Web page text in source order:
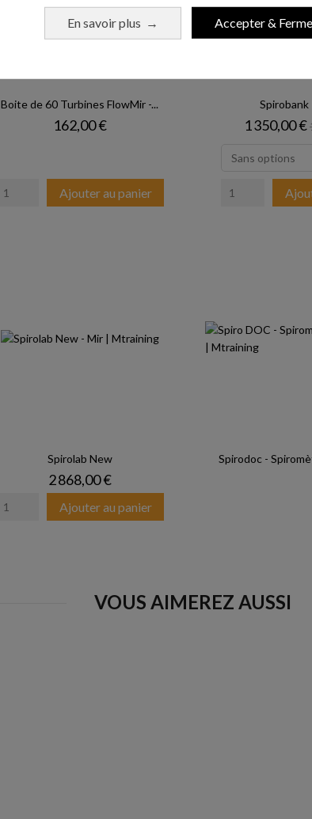
En savoir plus → Accepter &
Boite de 60 Turbines FlowMir -...
Prix
162,00 €
Ajouter au panier
Spirobank
Prix
1 350,00 €
Spirolab New
Prix
2 868,00 €
Ajouter au panier
Spirodoc -
VOUS AIMEREZ AUSSI